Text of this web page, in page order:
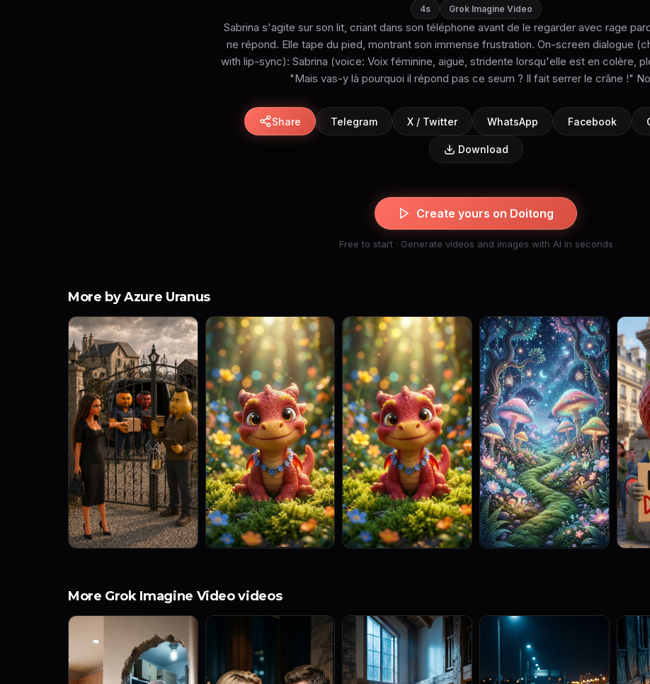
4s Grok Imagine Video
Sabrina s'agite sur son lit, criant dans son téléphone avant de le regarder avec rage
ne répond. Elle tape du pied, montrant son immense frustration. On-screen dialogue
with lip-sync): Sabrina (voice: Voix féminine, aiguë, stridente lorsqu'elle est en colère,
"Mais vas-y là pourquoi il répond pas ce seum ? Il fait serrer le crâne !"
Share Telegram X / Twitter WhatsApp Facebook
Download
Create yours on Doitong
Free to start · Generate videos and images with AI in seconds
More by Azure Uranus
More Grok Imagine Video videos